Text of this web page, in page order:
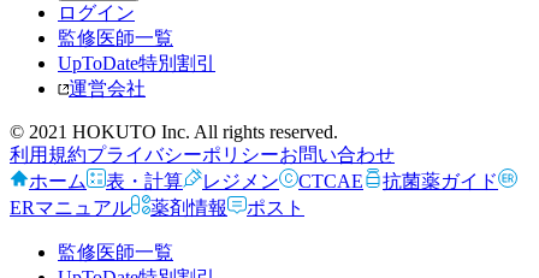
ログイン
監修医師一覧
UpToDate特別割引
運営会社
© 2021 HOKUTO Inc. All rights reserved.
利用規約プライバシーポリシーお問い合わせ
ホーム
表・計算 レジメン CTCAE
抗菌薬ガイド
ERマニュアル
薬剤情報 ポスト
監修医師一覧